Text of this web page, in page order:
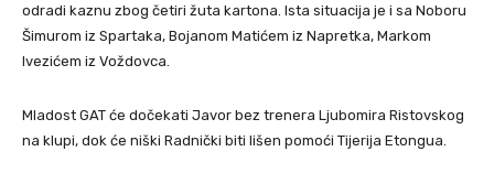
odradi kaznu zbog četiri žuta kartona. Ista situacija je i sa Noboru
Šimurom iz Spartaka, Bojanom Matićem iz Napretka, Markom
Ivezićem iz Voždovca.
Mladost GAT će dočekati Javor bez trenera Ljubomira Ristovskog
na klupi, dok će niški Radnički biti lišen pomoći Tijerija Etongua.